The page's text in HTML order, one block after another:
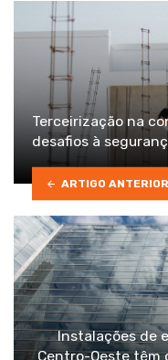
Terceirização na
desafios à
ARTIGO ANTERIOR
Instalações de
Centro-Oeste têm